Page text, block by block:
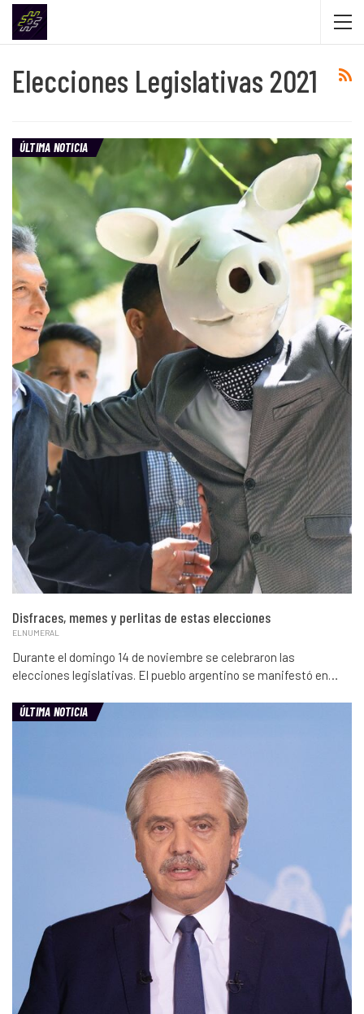
Elecciones Legislativas 2021
ÚLTIMA NOTICIA
Disfraces, memes y perlitas de estas elecciones
ELNUMERAL
Durante el domingo 14 de noviembre se celebraron las
elecciones legislativas. El pueblo argentino se manifestó en…
ÚLTIMA NOTICIA